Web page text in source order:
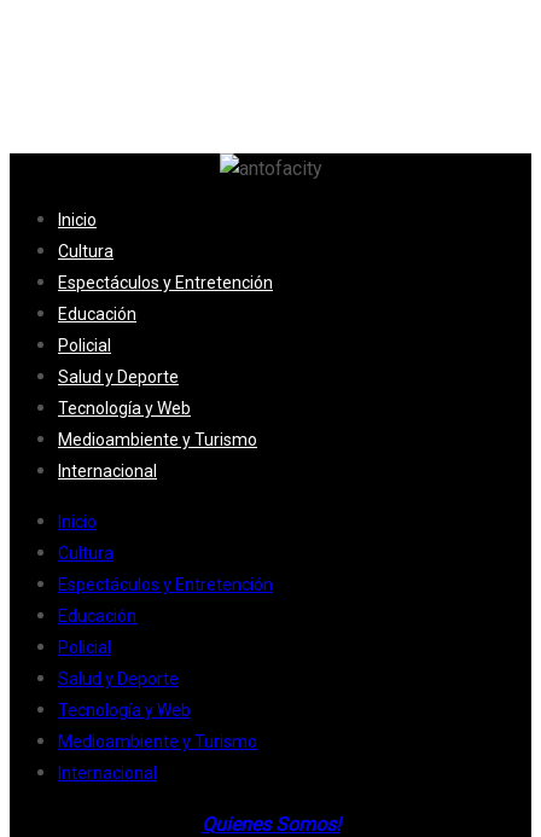
Inicio
Cultura
Espectáculos y Entretención
Educación
Policial
Salud y Deporte
Tecnología y Web
Medioambiente y Turismo
Internacional
Inicio
Cultura
Espectáculos y Entretención
Educación
Policial
Salud y Deporte
Tecnología y Web
Medioambiente y Turismo
Internacional
Quienes Somos!